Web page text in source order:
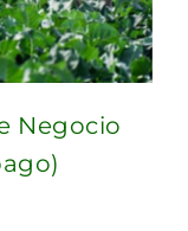
Negocio